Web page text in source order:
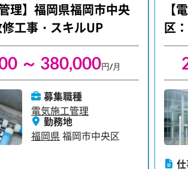
理】福岡県福岡市中央
工事・スキルUP
～ 380,000円/月
募集職種
電気施工管理
勤務地
福岡県 福岡市中央区
【
区